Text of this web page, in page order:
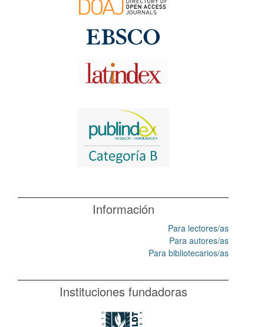
Información
Para lectores/as
Para autores/as
Para bibliotecarios/as
Instituciones fundadoras